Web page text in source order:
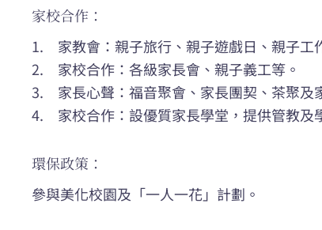
家校合作：
1. 家教會：親子旅行、親子遊戲日、親子工
2. 家校合作：各級家長會、親子義工等。
3. 家長心聲：福音聚會、家長團契、茶聚及
4. 家校合作：設優質家長學堂，提供管教及
環保政策：
參與美化校園及「一人一花」計劃。